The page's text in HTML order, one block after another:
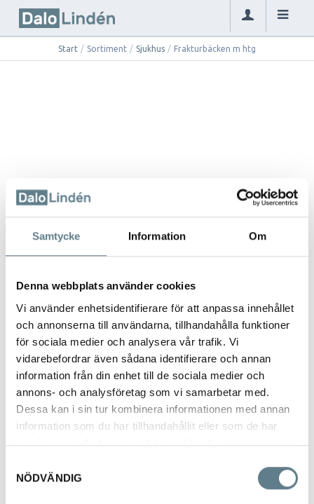
Samtycke Information Om
Denna webbplats använder cookies
Vi använder enhetsidentifierare för att anpassa innehållet
och annonserna till användarna, tillhandahålla funktioner
för sociala medier och analysera vår trafik. Vi
vidarebefordrar även sådana identifierare och annan
information från din enhet till de sociala medier och
annons- och analysföretag som vi samarbetar med.
Dessa kan i sin tur kombinera informationen med annan
information som du har tillhandahållit eller som de har
samlat in när du har använt deras tjänster.
NÖDVÄNDIG
Start / Sortiment / Sjukhus / Frakturbäcken m htg
Frakturbäcken m htg
359904
Beskrivning